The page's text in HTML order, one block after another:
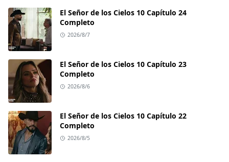
El Señor de los Cielos 10 Capítulo 24
Completo
2026/8/7
El Señor de los Cielos 10 Capítulo 23
Completo
2026/8/6
El Señor de los Cielos 10 Capítulo 22
Completo
2026/8/5